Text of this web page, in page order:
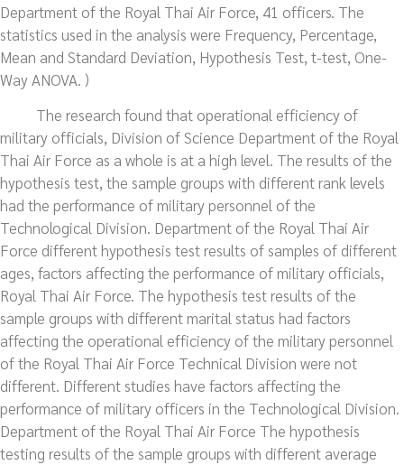
Department of the Royal Thai Air Force, 41 officers. The
statistics used in the analysis were Frequency, Percentage,
Mean and Standard Deviation, Hypothesis Test, t-test, One-
Way ANOVA. )
The research found that operational efficiency of
military officials, Division of Science Department of the Royal
Thai Air Force as a whole is at a high level. The results of the
hypothesis test, the sample groups with different rank levels
had the performance of military personnel of the
Technological Division. Department of the Royal Thai Air
Force different hypothesis test results of samples of different
ages, factors affecting the performance of military officials,
Royal Thai Air Force. The hypothesis test results of the
sample groups with different marital status had factors
affecting the operational efficiency of the military personnel
of the Royal Thai Air Force Technical Division were not
different. Different studies have factors affecting the
performance of military officers in the Technological Division.
Department of the Royal Thai Air Force The hypothesis
testing results of the sample groups with different average